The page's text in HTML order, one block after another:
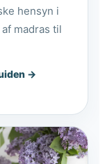
hensyn i
madras til
→